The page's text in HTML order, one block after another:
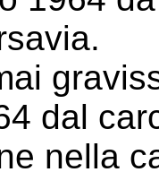
dal
nella